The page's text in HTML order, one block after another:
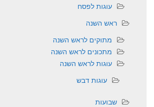
עוגות לפסח
ראש השנה
מתוקים לראש השנה
מתכונים לראש השנה
עוגות לראש השנה
עוגות דבש
שבועות